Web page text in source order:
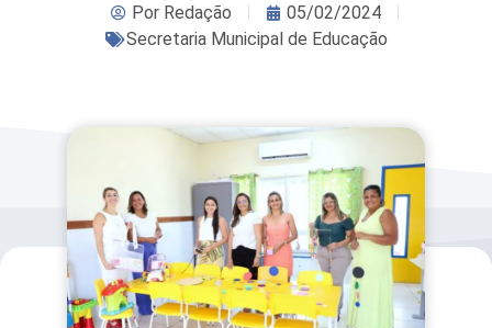
PorRedação
05/02/2024
Secretaria Municipal de Educação